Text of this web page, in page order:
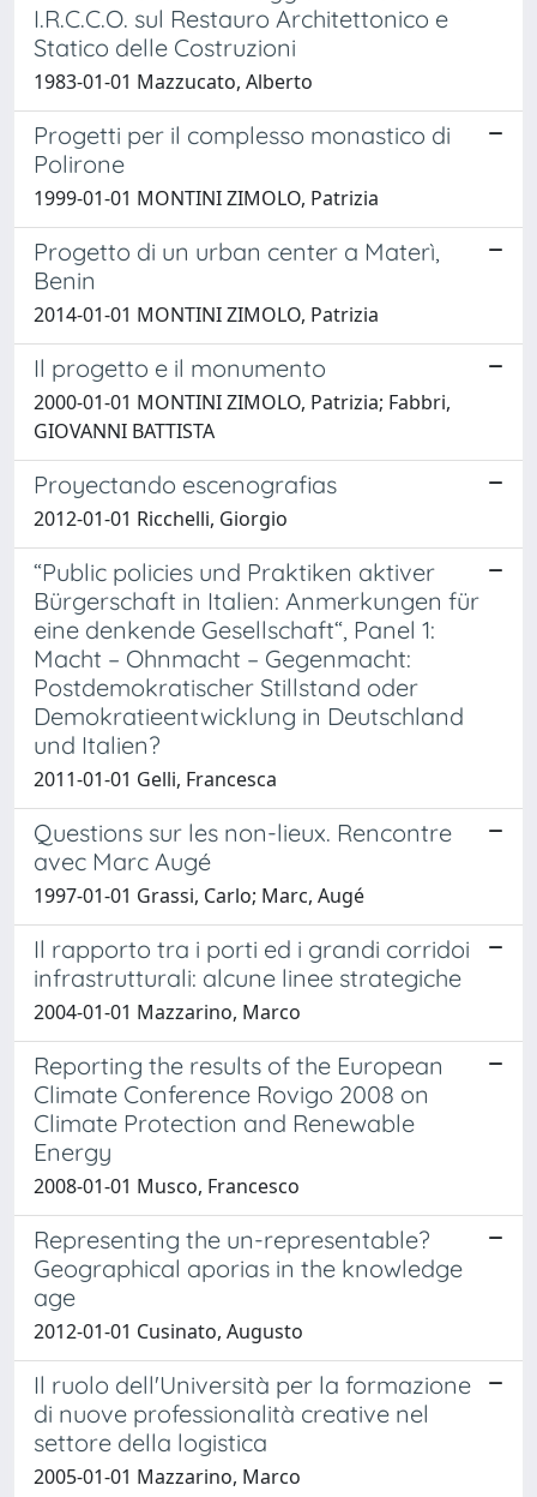
I.R.C.C.O. sul Restauro Architettonico e
Statico delle Costruzioni
1983-01-01 Mazzucato, Alberto
Progetti per il complesso monastico di
Polirone
1999-01-01 MONTINI ZIMOLO, Patrizia
Progetto di un urban center a Materì,
Benin
2014-01-01 MONTINI ZIMOLO, Patrizia
Il progetto e il monumento
2000-01-01 MONTINI ZIMOLO, Patrizia; Fabbri,
GIOVANNI BATTISTA
Proyectando escenografias
2012-01-01 Ricchelli, Giorgio
“Public policies und Praktiken aktiver
Bürgerschaft in Italien: Anmerkungen für
eine denkende Gesellschaft“, Panel 1:
Macht – Ohnmacht – Gegenmacht:
Postdemokratischer Stillstand oder
Demokratieentwicklung in Deutschland
und Italien?
2011-01-01 Gelli, Francesca
Questions sur les non-lieux. Rencontre
avec Marc Augé
1997-01-01 Grassi, Carlo; Marc, Augé
Il rapporto tra i porti ed i grandi corridoi
infrastrutturali: alcune linee strategiche
2004-01-01 Mazzarino, Marco
Reporting the results of the European
Climate Conference Rovigo 2008 on
Climate Protection and Renewable
Energy
2008-01-01 Musco, Francesco
Representing the un-representable?
Geographical aporias in the knowledge
age
2012-01-01 Cusinato, Augusto
Il ruolo dell'Università per la formazione
di nuove professionalità creative nel
settore della logistica
2005-01-01 Mazzarino, Marco